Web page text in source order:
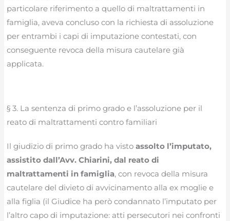
particolare riferimento a quello di maltrattamenti in
famiglia, aveva concluso con la richiesta di assoluzione
per entrambi i capi di imputazione contestati, con
conseguente revoca della misura cautelare già
applicata.
§ 3. La sentenza di primo grado e l’assoluzione per il
reato di maltrattamenti contro familiari
Il giudizio di primo grado ha vistoassolto l’imputato,
assistito dall’Avv. Chiarini, dal reato di
maltrattamenti in famiglia, con revoca della misura
cautelare del divieto di avvicinamento alla ex moglie e
alla figlia (il Giudice ha però condannato l’imputato per
l’altro capo di imputazione: atti persecutori nei confronti